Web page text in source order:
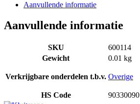
Aanvullende informatie
Aanvullende informatie
SKU
600114
Gewicht
0.01 kg
Verkrijgbare onderdelen t.b.v. Overige
HS Code 90330090